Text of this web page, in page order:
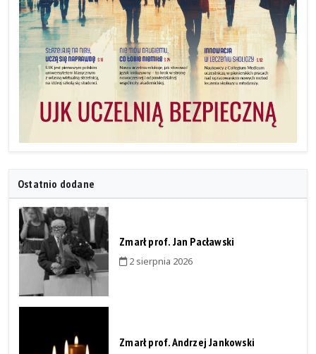
Ostatnio dodane
Zmarł prof. Jan Pacławski
2 sierpnia 2026
Zmarł prof. Andrzej Jankowski